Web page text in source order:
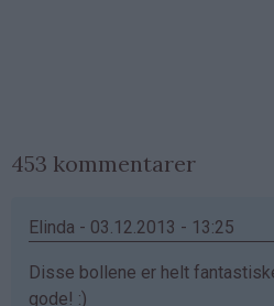
453 kommentarer
Elinda - 03.12.2013 - 13:25
Disse bollene er helt
gode! :)